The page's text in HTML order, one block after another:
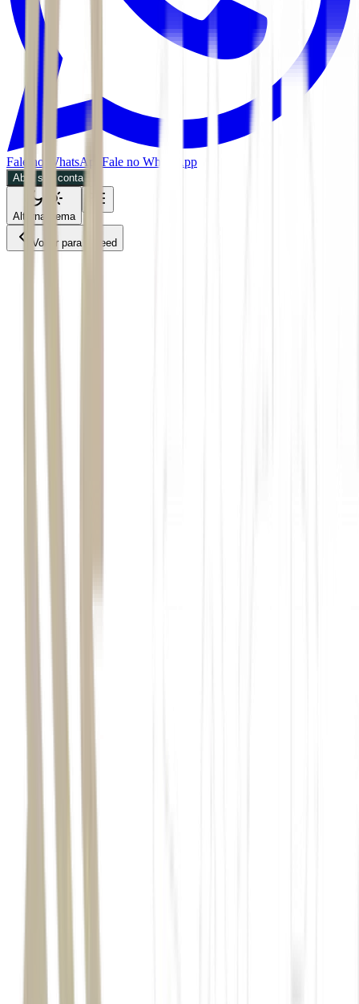
Fale no WhatsApp Fale no WhatsApp
Abra sua conta
Alternar tema
Voltar para o Feed